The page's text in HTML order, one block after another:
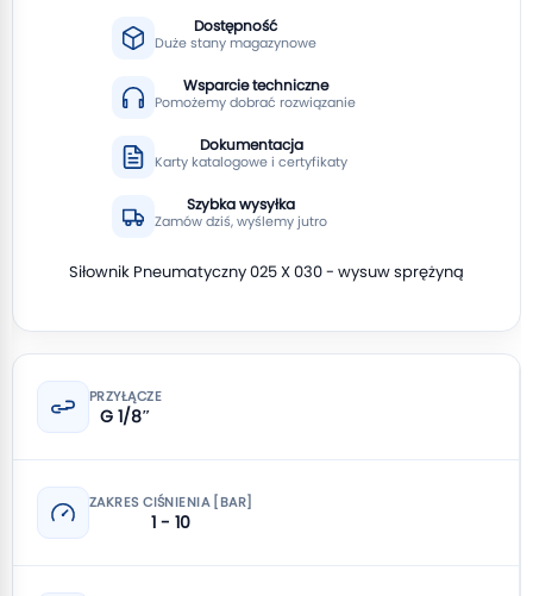
Dostępność
Duże stany magazynowe
Wsparcie techniczne
Pomożemy dobrać rozwiązanie
Dokumentacja
Karty katalogowe i certyfikaty
Szybka wysyłka
Zamów dziś, wyślemy jutro
Siłownik Pneumatyczny 025 X 030 - wysuw sprężyną
PRZYŁĄCZE
G 1/8″
ZAKRES CIŚNIENIA [BAR]
1 - 10